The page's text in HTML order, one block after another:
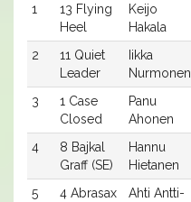
1
13 Flying
Heel
Keijo
Hakala
2
11 Quiet
Leader
Iikka
Nurmonen
3
1 Case
Closed
Panu
Ahonen
4
8 Bajkal
Graff (SE)
Hannu
Hietanen
5 4 Abrasax
Ahti Antti-